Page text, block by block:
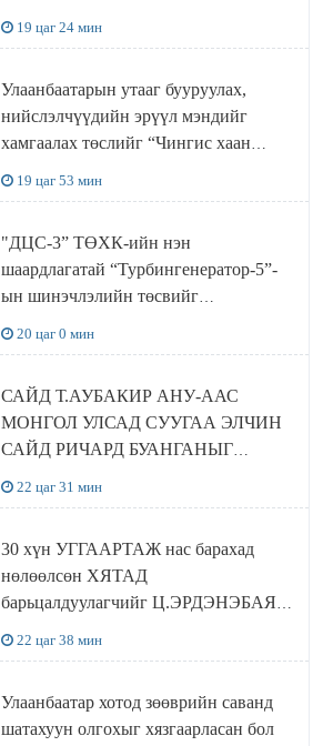
19 цаг 24 мин
Улаанбаатарын утааг бууруулах,
нийслэлчүүдийн эрүүл мэндийг
хамгаалах төслийг “Чингис хаан
19 цаг 53 мин
"ДЦС-3” ТӨХК-ийн нэн
шаардлагатай “Турбингенератор-5”-
ын шинэчлэлийн төсвийг
20 цаг 0 мин
САЙД Т.АУБАКИР АНУ-ААС
МОНГОЛ УЛСАД СУУГАА ЭЛЧИН
САЙД РИЧАРД БУАНГАНЫГ
22 цаг 31 мин
30 хүн УГГААРТАЖ нас барахад
нөлөөлсөн ХЯТАД
барьцалдуулагчийг Ц.ЭРДЭНЭБАЯР
22 цаг 38 мин
Улаанбаатар хотод зөөврийн саванд
шатахуун олгохыг хязгаарласан бол